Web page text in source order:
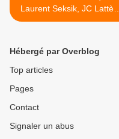
Laurent Seksik, JC Lattès,
2006
Hébergé par Overblog
Top articles
Pages
Contact
Signaler un abus